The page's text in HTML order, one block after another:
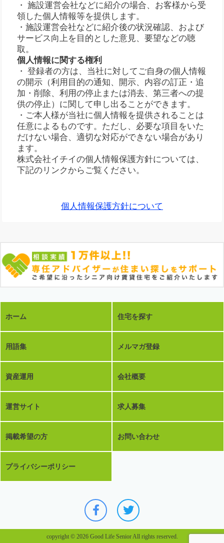
・ 施設運営会社などに紹介の場合、お客様から受
領した個人情報等を提供します。
・施設運営会社などに紹介後の状況確認、および
サービス向上を目的とした意見、要望などの聴
取。
個人情報に関する権利
・ 登録者の方は、当社に対してご自身の個人情報
の開示（利用目的の通知、開示、内容の訂正・追
加・削除、利用の停止または消去、第三者への提
供の停止）に関して申し出ることができます。
・ご本人様が当社に個人情報を提供されることは
任意によるものです。ただし、必要な項目をいた
だけない場合、適切な対応ができない場合があり
ます。
株式会社イチイの個人情報保護方針については、
下記のリンクからご覧ください。
個人情報保護方針について
ホーム 住宅を探す
用語集 メルマガ登録
資産運用 会社概要
運営サイト 求人募集
掲載希望の方 お問い合わせ
プライバシーポリシー
copyright © 2026 Good Life Senior All rights reserved.